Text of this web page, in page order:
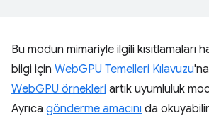
Bu modun mimariyle ilgili kısıtlamaları
bilgi için WebGPU Temelleri Kılavuzu
WebGPU örnekleri artık uyumluluk
Ayrıca gönderme amacını da